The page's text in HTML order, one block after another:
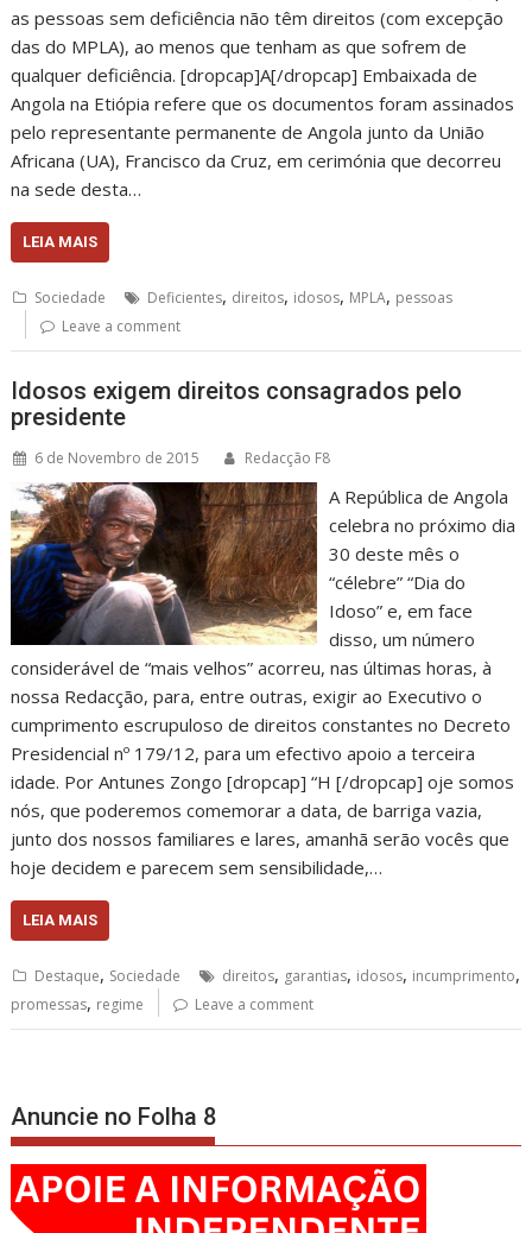
as pessoas sem deficiência não têm direitos (com excepção
das do MPLA), ao menos que tenham as que sofrem de
qualquer deficiência. [dropcap]A[/dropcap] Embaixada de
Angola na Etiópia refere que os documentos foram assinados
pelo representante permanente de Angola junto da União
Africana (UA), Francisco da Cruz, em cerimónia que decorreu
na sede desta…
LEIA MAIS
Sociedade Deficientes, direitos, idosos, MPLA, pessoas
Leave a comment
Idosos exigem direitos consagrados pelo
presidente
6 de Novembro de 2015 Redacção F8
A República de Angola
celebra no próximo dia
30 deste mês o
“célebre” “Dia do
Idoso” e, em face
disso, um número
considerável de “mais velhos” acorreu, nas últimas horas, à
nossa Redacção, para, entre outras, exigir ao Executivo o
cumprimento escrupuloso de direitos constantes no Decreto
Presidencial nº 179/12, para um efectivo apoio a terceira
idade. Por Antunes Zongo [dropcap] “H [/dropcap] oje somos
nós, que poderemos comemorar a data, de barriga vazia,
junto dos nossos familiares e lares, amanhã serão vocês que
hoje decidem e parecem sem sensibilidade,…
LEIA MAIS
Destaque, Sociedade direitos, garantias, idosos, incumprimento,
promessas, regime Leave a comment
Anuncie no Folha 8